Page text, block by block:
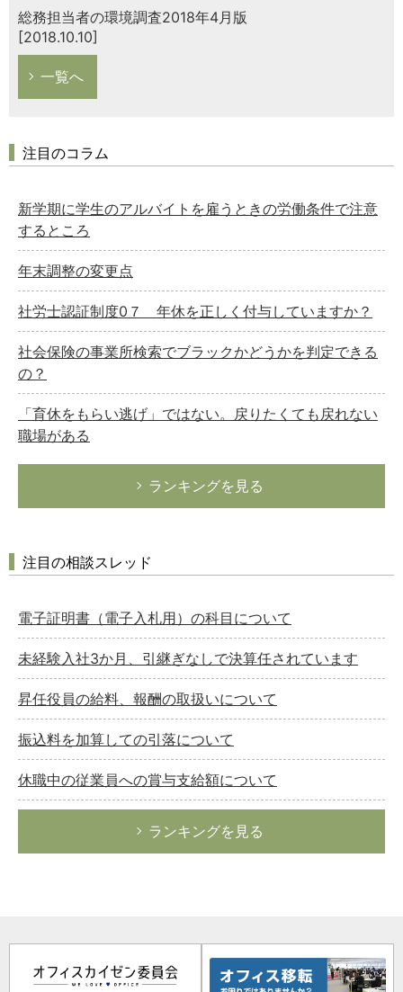
総務担当者の環境調査2018年4月版
[2018.10.10]
一覧へ
注目のコラム
新学期に学生のアルバイトを雇うときの労働条件で注意
するところ
年末調整の変更点
社労士認証制度0７ 年休を正しく付与していますか？
社会保険の事業所検索でブラックかどうかを判定できる
の？
「育休をもらい逃げ」ではない。戻りたくても戻れない
職場がある
ランキングを見る
注目の相談スレッド
電子証明書（電子入札用）の科目について
未経験入社3か月、引継ぎなしで決算任されています
昇任役員の給料、報酬の取扱いについて
振込料を加算しての引落について
休職中の従業員への賞与支給額について
ランキングを見る